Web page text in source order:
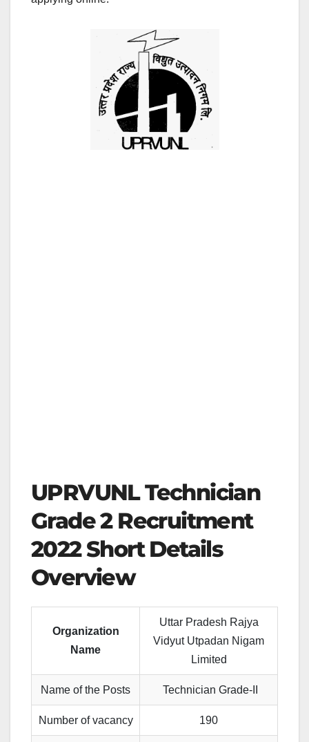
UPRVUNL Technician
Grade 2 Recruitment
2022 Short Details
Overview
Organization
Name
Uttar Pradesh Rajya
Vidyut Utpadan Nigam
Limited
Name of the Posts Technician Grade-II
Number of vacancy 190